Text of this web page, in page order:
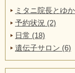
ミタニ院長とゆ
予約状況 (2)
日常 (18)
遺伝子サロン (6)